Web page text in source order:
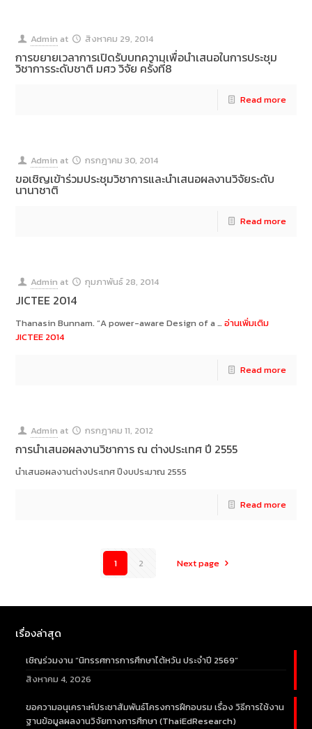
Admin at สิงหาคม 29, 2014
การขยายเวลาการเปิดรับบทความเพื่อนำเสนอในการประชุม
วิชาการระดับชาติ มศว วิจัย ครั้งที่8
Read more
Admin at กรกฎาคม 30, 2014
ขอเชิญเข้าร่วมประชุมวิชาการและนำเสนอผลงานวิจัยระดับ
นานาชาติ
Read more
Admin at กุมภาพันธ์ 28, 2014
JICTEE 2014
Thanasin Bunnam. “A power-aware Design of a …อ่านเพิ่มเติม
JICTEE 2014
Read more
Admin at กรกฎาคม 11, 2012
การนำเสนอผลงานวิชาการ ณ ต่างประเทศ ปี 2555
นำเสนอผลงานต่างประเทศ ปีงบประมาณ 2555
Read more
1 2 Next page
เรื่องล่าสุด
เชิญร่วมงาน “นิทรรศการการศึกษาไต้หวัน ประจำปี 2569”
สิงหาคม 4, 2026
ขอความอนุเคราะห์ประชาสัมพันธ์โครงการฝึกอบรม เรื่อง วิธีการใช้งาน
ฐานข้อมูลผลงานวิจัยทางการศึกษา (ThaiEdResearch)